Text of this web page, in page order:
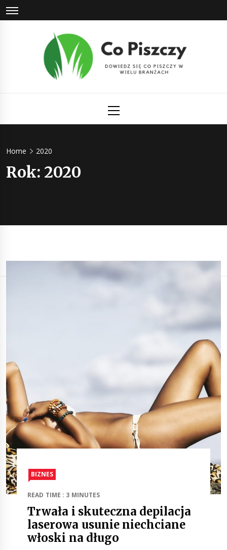
Skip
to
Menu
Home 2020
Rok: 2020
BIZNES
READ TIME : 3 MINUTES
Trwała i skuteczna depilacja
laserowa usunie niechciane
włoski na długo